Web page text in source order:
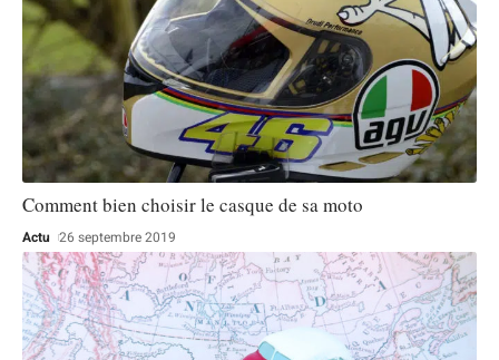
Comment bien choisir le casque de sa moto
Actu 26 septembre 2019